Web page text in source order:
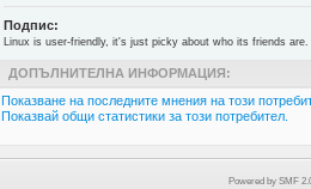
Подпис:
Linux is user-friendly, it's just picky about who its friends are.
ДОПЪЛНИТЕЛНА ИНФОРМАЦИЯ:
Показване на последните мнения на този
Показвай общи статистики за този потребител.
Powered by SMF